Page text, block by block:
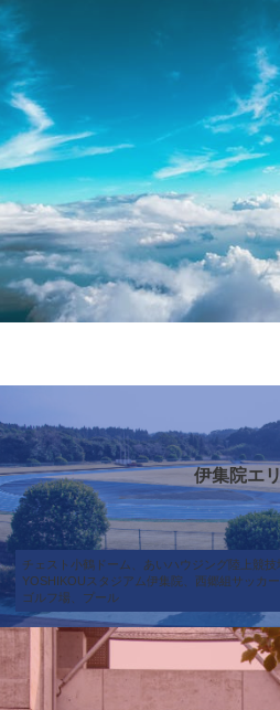
伊集院エ
チェスト小鶴ドーム、あいハウジング陸上競技
YOSHIKOUスタジアム伊集院、西郷組サッカ
ゴルフ場、プール
ー
ン
ク
カ
バ
ー
リ